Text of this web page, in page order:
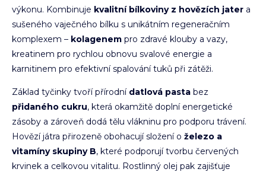
výkonu. Kombinuje kvalitní bílkoviny z hovězích jater a
sušeného vaječného bílku s unikátním regeneračním
komplexem – kolagenem pro zdravé klouby a vazy,
kreatinem pro rychlou obnovu svalové energie a
karnitinem pro efektivní spalování tuků při zátěži.
Základ tyčinky tvoří přírodní datlová pasta bez
přidaného cukru, která okamžitě doplní energetické
zásoby a zároveň dodá tělu vlákninu pro podporu trávení.
Hovězí játra přirozeně obohacují složení o železo a
vitamíny skupiny B, které podporují tvorbu červených
krvinek a celkovou vitalitu. Rostlinný olej pak zajišťuje